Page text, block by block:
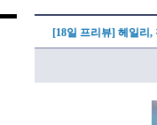
[18일 프리뷰] 헤일리